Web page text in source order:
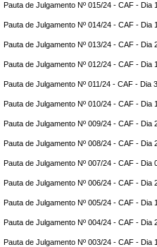
Pauta de Julgamento Nº 015/24 - CAF - Dia
Pauta de Julgamento Nº 014/24 - CAF - Dia
Pauta de Julgamento Nº 013/24 - CAF - Dia
Pauta de Julgamento Nº 012/24 - CAF - Dia
Pauta de Julgamento Nº 011/24 - CAF - Dia
Pauta de Julgamento Nº 010/24 - CAF - Dia
Pauta de Julgamento Nº 009/24 - CAF - Dia
Pauta de Julgamento Nº 008/24 - CAF - Dia
Pauta de Julgamento Nº 007/24 - CAF - Dia
Pauta de Julgamento Nº 006/24 - CAF - Dia
Pauta de Julgamento Nº 005/24 - CAF - Dia
Pauta de Julgamento Nº 004/24 - CAF - Dia
Pauta de Julgamento Nº 003/24 - CAF - Dia